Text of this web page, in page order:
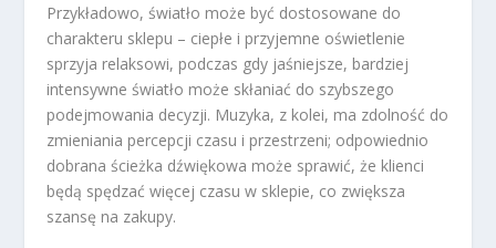
Przykładowo, światło może być dostosowane do
charakteru sklepu – ciepłe i przyjemne oświetlenie
sprzyja relaksowi, podczas gdy jaśniejsze, bardziej
intensywne światło może skłaniać do szybszego
podejmowania decyzji. Muzyka, z kolei, ma zdolność do
zmieniania percepcji czasu i przestrzeni; odpowiednio
dobrana ścieżka dźwiękowa może sprawić, że klienci
będą spędzać więcej czasu w sklepie, co zwiększa
szansę na zakupy.